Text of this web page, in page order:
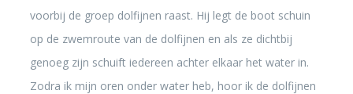
voorbij de groep dolfijnen raast. Hij legt de boot schuin
op de zwemroute van de dolfijnen en als ze dichtbij
genoeg zijn schuift iedereen achter elkaar het water in.
Zodra ik mijn oren onder water heb, hoor ik de dolfijnen